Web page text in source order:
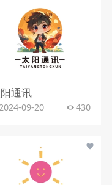
通讯
09-20 430